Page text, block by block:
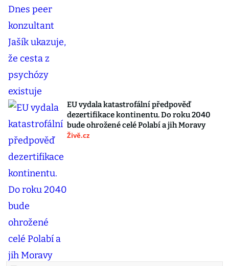
EU vydala katastrofální předpověď
dezertifikace kontinentu. Do roku 2040
bude ohrožené celé Polabí a jih Moravy
Živě.cz